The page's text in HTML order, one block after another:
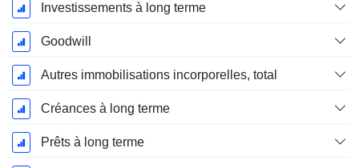
Investissements à long terme
Goodwill
Autres immobilisations incorporelles, total
Créances à long terme
Prêts à long terme